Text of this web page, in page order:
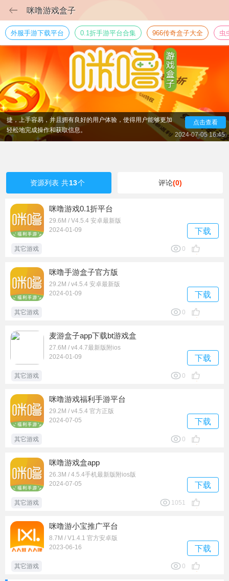
咪噜游戏盒子
咪噜游戏盒子是一款十分好用的游戏资源和资讯分享平台
软件。咪噜手游盒子app提供海量的BT服、公益服、GM版手游
折扣、礼包等福利的游戏资源与辅助，使得玩家可以在游戏中
拥有各种好的待遇，如上线送满VIP、无限元宝、高比例充值、
高爆率快速通关等等。同时，该应用还支持对游戏相关交易，
如账号等，帮助用户可以轻松地拥有一个强大的号，以求刺激
与快感。不仅提供多种福利与资源，而且还提供游戏资讯分
享，让玩家能够及时了解到自己所喜欢的游戏的最新情况和活
动信息，从而更好的享受游戏。此外，该应用的操作简单快
捷，上手容易，并且拥有良好的用户体验，使得用户能够更加
轻松地完成操作和获取信息。
点击查看
2024-07-05 16:45
外服手游下载平台 0.1折手游平台合集 966传奇盒子大全 虫
资源列表 共13个 评论(0)
咪噜游戏0.1折平台
29.6M / V4.5.4 安卓最新版
2024-01-09
下载
其它游戏 0
咪噜手游盒子官方版
29.2M / v4.5.4 安卓最新版
2024-01-09
下载
其它游戏 0
麦游盒子app下载bt游戏盒
27.6M / v4.4.7最新版附ios
2024-01-09
下载
其它游戏 0
咪噜游戏福利手游平台
29.2M / v4.5.4 官方正版
2024-07-05
下载
其它游戏 0
咪噜游戏盒app
26.3M / 4.5.4手机最新版附ios版
2024-07-05
下载
其它游戏 1051
咪噜游小宝推广平台
8.7M / V1.4.1 官方安卓版
2023-06-16
下载
其它游戏 0